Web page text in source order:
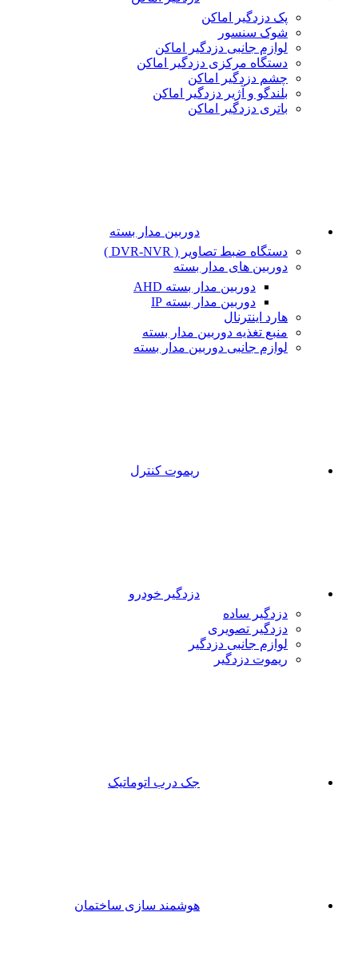
پک دزدگیر اماکن
شوک سنسور
لوازم جانبی دزدگیر اماکن
دستگاه مرکزی دزدگیر اماکن
چشم دزدگیر اماکن
بلندگو و آژیر دزدگیر اماکن
باتری دزدگیر اماکن
دوربین مدار بسته
دستگاه ضبط تصاویر ( DVR-NVR )
دوربین های مدار بسته
دوربین مدار بسته AHD
دوربین مدار بسته IP
هارد اینترنال
منبع تغذیه دوربین مدار بسته
لوازم جانبی دوربین مدار بسته
ریموت کنترل
دزدگیر خودرو
دزدگیر ساده
دزدگیر تصویری
لوازم جانبی دزدگیر
ریموت دزدگیر
جک درب اتوماتیک
هوشمند سازی ساختمان